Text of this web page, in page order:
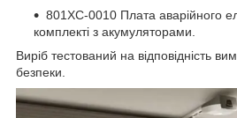
801XC-0010 Плата аварійного
комплекті з акумуляторами.
Виріб тестований на відповідність
безпеки.